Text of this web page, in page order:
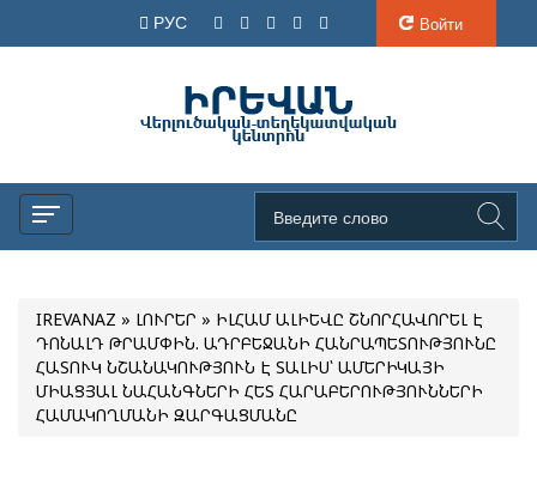
РУС Войти
IREVANAZ » ԼՈՒՐԵՐ » ԻԼՀԱՄ ԱԼԻԵՎԸ ՇՆՈՐՀԱՎՈՐԵԼ Է
ԴՈՆԱԼԴ ԹՐԱՄՓԻՆ. ԱԴՐԲԵՋԱՆԻ ՀԱՆՐԱՊԵՏՈՒԹՅՈՒՆԸ
ՀԱՏՈՒԿ ՆՇԱՆԱԿՈՒԹՅՈՒՆ Է ՏԱԼԻՍ՝ ԱՄԵՐԻԿԱՅԻ
ՄԻԱՑՅԱԼ ՆԱՀԱՆԳՆԵՐԻ ՀԵՏ ՀԱՐԱԲԵՐՈՒԹՅՈՒՆՆԵՐԻ
ՀԱՄԱԿՈՂՄԱՆԻ ԶԱՐԳԱՑՄԱՆԸ